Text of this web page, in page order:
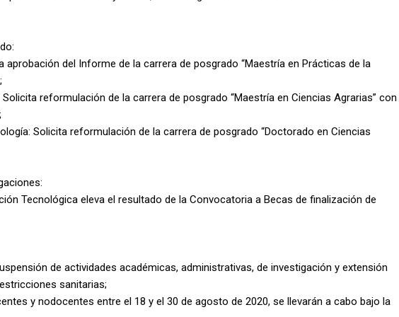
aprobación del Informe de la carrera de posgrado “Maestría en Prácticas de la
reformulación de la carrera de posgrado “Maestría en Ciencias Agrarias” con
Solicita reformulación de la carrera de posgrado “Doctorado en Ciencias
Tecnológica eleva el resultado de la Convocatoria a Becas de finalización de
de actividades académicas, administrativas, de investigación y extensión
sanitarias;
y nodocentes entre el 18 y el 30 de agosto de 2020, se llevarán a cabo bajo la